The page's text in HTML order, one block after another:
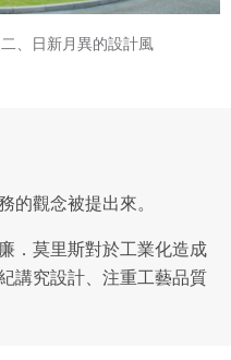
二、日新月異的設計風
的觀念被提出來。
．莫里斯對於工業化造成
講究設計、注重工藝品質